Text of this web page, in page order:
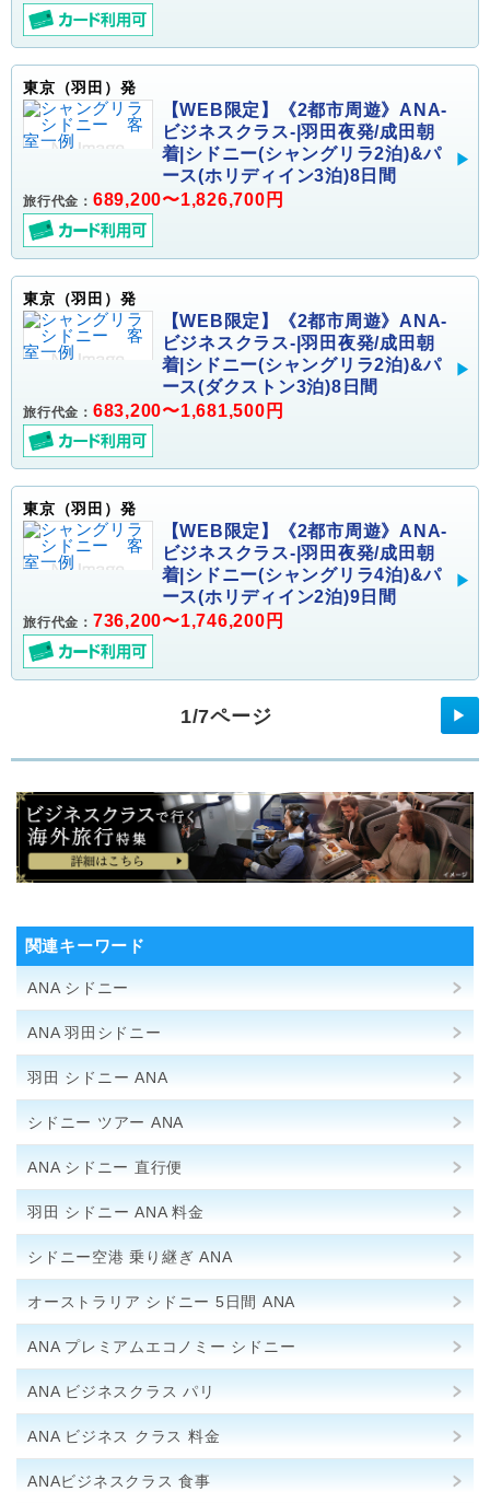
東京（羽田）発
【WEB限定】《2都市周遊》ANA-
ビジネスクラス-|羽田夜発/成田朝
着|シドニー(シャングリラ2泊)&パ
ース(ホリディイン3泊)8日間
旅行代金： 689,200〜1,826,700円
東京（羽田）発
【WEB限定】《2都市周遊》ANA-
ビジネスクラス-|羽田夜発/成田朝
着|シドニー(シャングリラ2泊)&パ
ース(ダクストン3泊)8日間
旅行代金： 683,200〜1,681,500円
東京（羽田）発
【WEB限定】《2都市周遊》ANA-
ビジネスクラス-|羽田夜発/成田朝
着|シドニー(シャングリラ4泊)&パ
ース(ホリディイン2泊)9日間
旅行代金： 736,200〜1,746,200円
1/7ページ ▶
関連キーワード
ANA シドニー
ANA 羽田シドニー
羽田 シドニー ANA
シドニー ツアー ANA
ANA シドニー 直行便
羽田 シドニー ANA 料金
シドニー空港 乗り継ぎ ANA
オーストラリア シドニー 5日間 ANA
ANA プレミアムエコノミー シドニー
ANA ビジネスクラス パリ
ANA ビジネス クラス 料金
ANAビジネスクラス 食事